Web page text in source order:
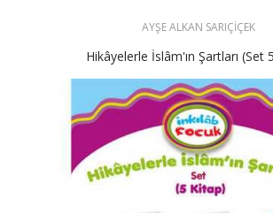
AYŞE ALKAN SARIÇİÇEK
Hikâyelerle İslâm'ın Şartları (Set